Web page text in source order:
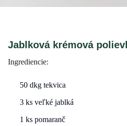
Jablková krémová
Ingrediencie:
50 dkg tekvica
3 ks veľké jablká
1 ks pomaranč